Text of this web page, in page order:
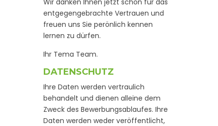
Wir danken Ihnen jetzt schon für das
entgegengebrachte Vertrauen und
freuen uns Sie perönlich kennen
lernen zu dürfen.
Ihr Tema Team.
DATENSCHUTZ
Ihre Daten werden vertraulich
behandelt und dienen alleine dem
Zweck des Bewerbungsablaufes. Ihre
Daten werden weder veröffentlicht,